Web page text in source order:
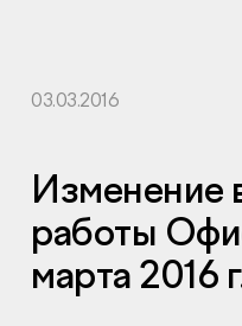
03.03.2016
Изменение
работы
марта 2016